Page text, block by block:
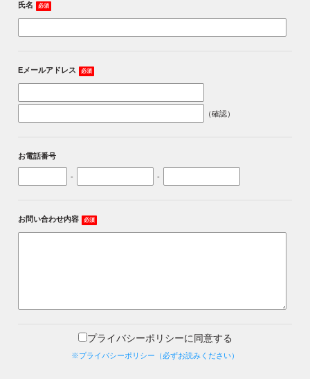
氏名 必須
Eメールアドレス 必須
（確認）
お電話番号
- -
お問い合わせ内容 必須
プライバシーポリシーに同意する
※プライバシーポリシー（必ずお読みください）